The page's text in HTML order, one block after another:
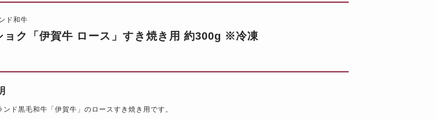
ド和牛
ョク「伊賀牛 ロース」すき焼き用 約300g ※冷凍
ンド黒毛和牛「伊賀牛」のロースすき焼き用です。